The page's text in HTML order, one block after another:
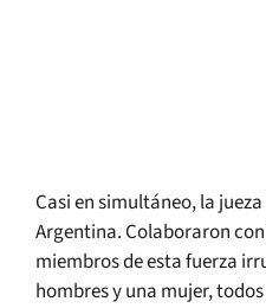
Casi en simultáneo, la
Argentina. Colaboraron
miembros de esta fuerza
hombres y una mujer,